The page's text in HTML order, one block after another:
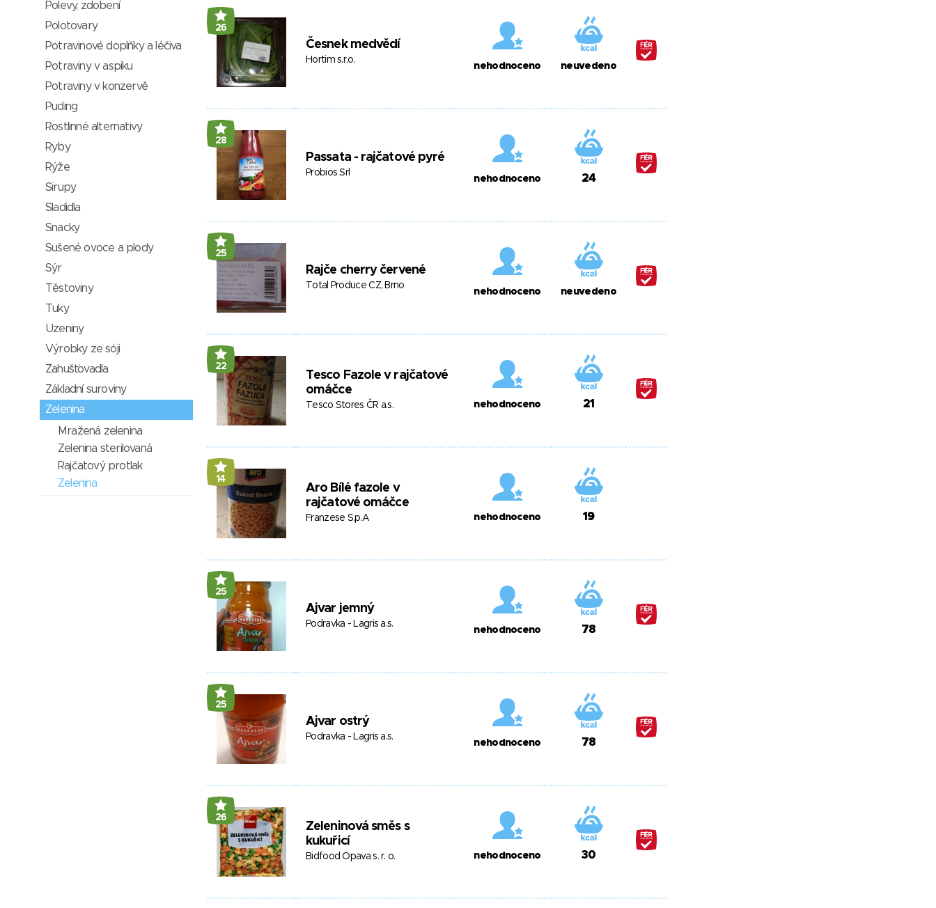
26
Česnek medvědí
Hortim s.r.o.
nehodnoceno neuvedeno
28
Passata - rajčatové pyré
Probios Srl
nehodnoceno 24
25
Rajče cherry červené
Total Produce CZ, Brno
nehodnoceno neuvedeno
22
Tesco Fazole v rajčatové
omáčce
Tesco Stores ČR a.s. nehodnoceno 21
14
Aro Bílé fazole v
rajčatové omáčce
Franzese S.p.A nehodnoceno 19
25
Ajvar jemný
Podravka - Lagris a.s.
nehodnoceno 78
25
Ajvar ostrý
Podravka - Lagris a.s.
nehodnoceno 78
26
Zeleninová směs s
kukuřicí
Bidfood Opava s. r. o. nehodnoceno 30
Polevy, zdobení
Polotovary
Potravinové doplňky a léčiva
Potraviny v aspiku
Potraviny v konzervě
Puding
Rostlinné alternativy
Ryby
Rýže
Sirupy
Sladidla
Snacky
Sušené ovoce a plody
Sýr
Těstoviny
Tuky
Uzeniny
Výrobky ze sóji
Zahušťovadla
Základní suroviny
Zelenina
Mražená zelenina
Zelenina sterilovaná
Rajčatový protlak
Zelenina